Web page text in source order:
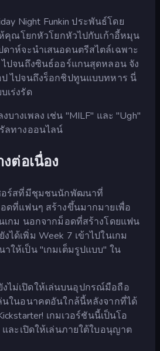
Night Funkin ประพันธ์โดย
ห้คุณโยกหัวโยกหัวไปกับเก้าอี้หมุน
าห์จะนำเสนอดนตรีสไตล์เฉพาะ
ปจนถึงซินธ์ออร์แกนสุดหลอน จัง
ไปจนถึงร็อกชิปทูนแบบทหาร นี่
เร่งรัด
างเพลง เช่น "MILF" และ "Ugh"
ลทางออนไลน์
ต่อเนื่อง
อร์สที่มีชุมชนนักพัฒนาที่
ดที่แฟนๆ สร้างขึ้นมากมายเพื่อ
เกม นอกจากม็อดที่สร้างโดยแฟน
ด้เพิ่ม Week 7 เข้าไปในเกม
ให้เป็น "เกมเต็มรูปแบบ" ใน
งไม่เปิดให้เล่นบนอุปกรณ์มือถือ
นในอนาคตอันใกล้นี้หลังจากที่ได้
เกมเวอร์ชันนี้เป็นโอ
ละเปิดให้เล่นภายใต้ใบอนุญาต